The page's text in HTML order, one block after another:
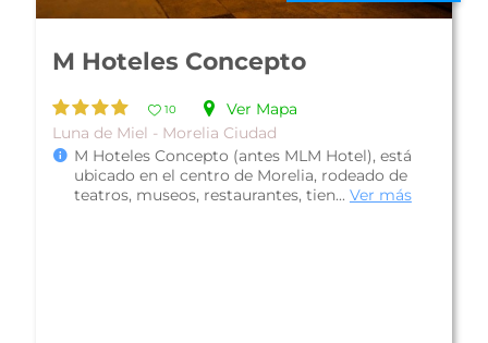
Hotel El Carmen
10
Ver Mapa
Colonial - Morelia Ciudad
Hotel El Carmen, es una propiedad construida
en el siglo XVII y remodelada para ofrece
servicios modernos sin perder el en...Ver más